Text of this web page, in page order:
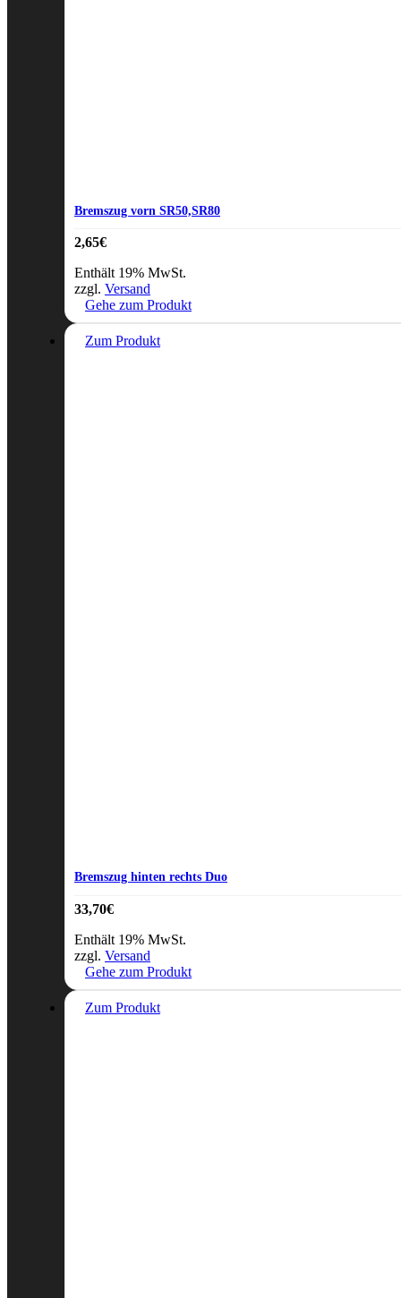
Bremszug vorn SR50,SR80
2,65€
Enthält 19% MwSt.
zzgl. Versand
Gehe zum Produkt
Zum Produkt
Bremszug hinten rechts Duo
33,70€
Enthält 19% MwSt.
zzgl. Versand
Gehe zum Produkt
Zum Produkt